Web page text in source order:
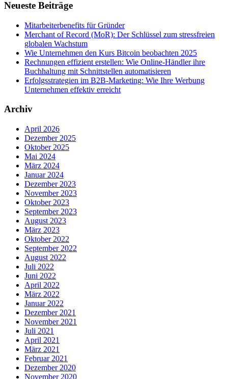
Neueste Beiträge
Mitarbeiterbenefits für Gründer
Merchant of Record (MoR): Der Schlüssel zum stressfreien
globalen Wachstum
Wie Unternehmen den Kurs Bitcoin beobachten 2025
Rechnungen effizient erstellen: Wie Online-Händler ihre
Buchhaltung mit Schnittstellen automatisieren
Erfolgsstrategien im B2B-Marketing: Wie Ihre Werbung
Unternehmen effektiv erreicht
Archiv
April 2026
Dezember 2025
Oktober 2025
Mai 2024
März 2024
Januar 2024
Dezember 2023
November 2023
Oktober 2023
September 2023
August 2023
März 2023
Oktober 2022
September 2022
August 2022
Juli 2022
Juni 2022
April 2022
März 2022
Januar 2022
Dezember 2021
November 2021
Juli 2021
April 2021
März 2021
Februar 2021
Dezember 2020
November 2020